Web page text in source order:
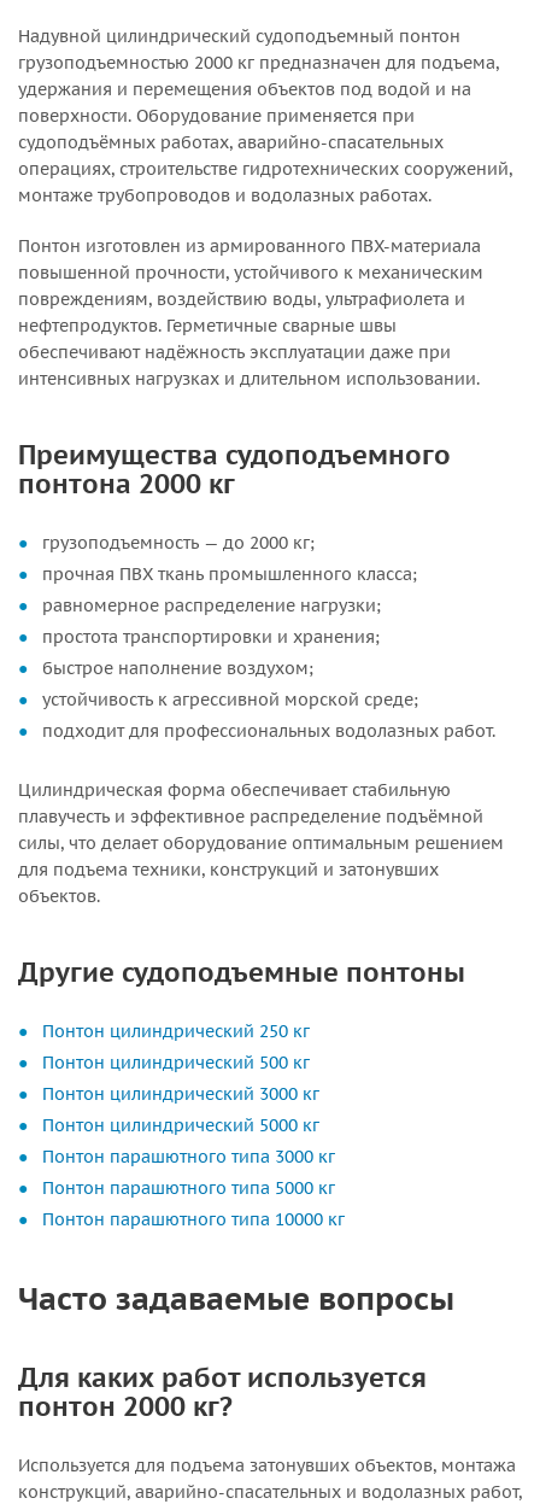
Надувной цилиндрический судоподъемный понтон
грузоподъемностью 2000 кг предназначен для подъема,
удержания и перемещения объектов под водой и на
поверхности. Оборудование применяется при
судоподъёмных работах, аварийно-спасательных
операциях, строительстве гидротехнических сооружений,
монтаже трубопроводов и водолазных работах.
Понтон изготовлен из армированного ПВХ-материала
повышенной прочности, устойчивого к механическим
повреждениям, воздействию воды, ультрафиолета и
нефтепродуктов. Герметичные сварные швы
обеспечивают надёжность эксплуатации даже при
интенсивных нагрузках и длительном использовании.
Преимущества судоподъемного
понтона 2000 кг
грузоподъемность — до 2000 кг;
прочная ПВХ ткань промышленного класса;
равномерное распределение нагрузки;
простота транспортировки и хранения;
быстрое наполнение воздухом;
устойчивость к агрессивной морской среде;
подходит для профессиональных водолазных работ.
Цилиндрическая форма обеспечивает стабильную
плавучесть и эффективное распределение подъёмной
силы, что делает оборудование оптимальным решением
для подъема техники, конструкций и затонувших
объектов.
Другие судоподъемные понтоны
Понтон цилиндрический 250 кг
Понтон цилиндрический 500 кг
Понтон цилиндрический 3000 кг
Понтон цилиндрический 5000 кг
Понтон парашютного типа 3000 кг
Понтон парашютного типа 5000 кг
Понтон парашютного типа 10000 кг
Часто задаваемые вопросы
Для каких работ используется
понтон 2000 кг?
Используется для подъема затонувших объектов, монтажа
конструкций, аварийно-спасательных и водолазных работ,